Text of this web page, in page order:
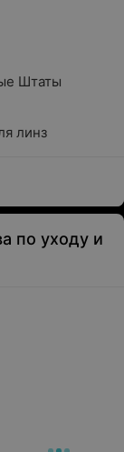
Штаты
линз
по уходу и